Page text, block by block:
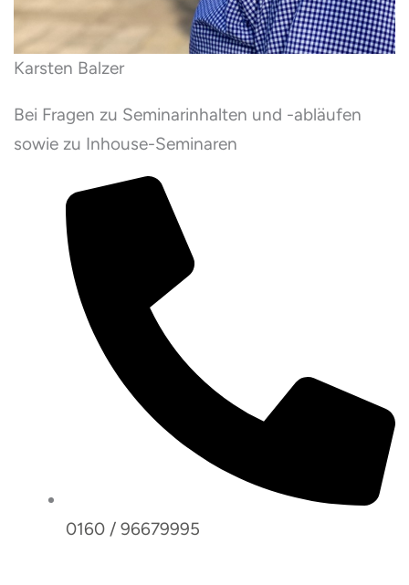
Karsten Balzer
Bei Fragen zu Seminarinhalten und -abläufen
sowie zu Inhouse-Seminaren
0160 / 96679995